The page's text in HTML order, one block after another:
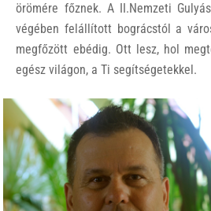
örömére főznek. A II.Nemzeti
végében felállított bográcstól a
megfőzött ebédig. Ott lesz, hol
egész világon, a Ti segítségetekkel.